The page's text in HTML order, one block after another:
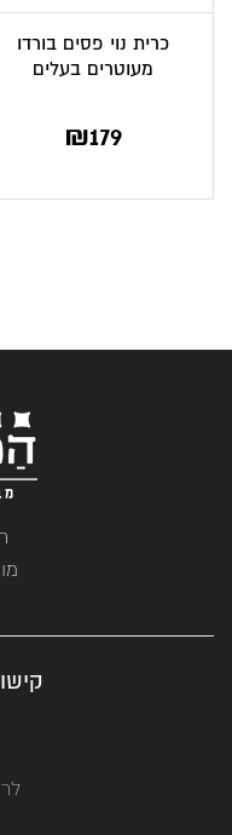
כרית נוי פסים בורדו
מעוטרים בעלים
₪179